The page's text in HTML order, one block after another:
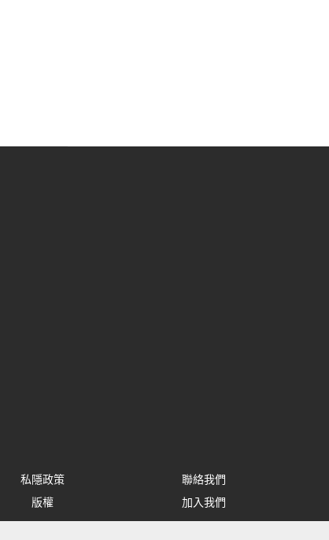
私隱政策
聯絡我們
版權 加入我們